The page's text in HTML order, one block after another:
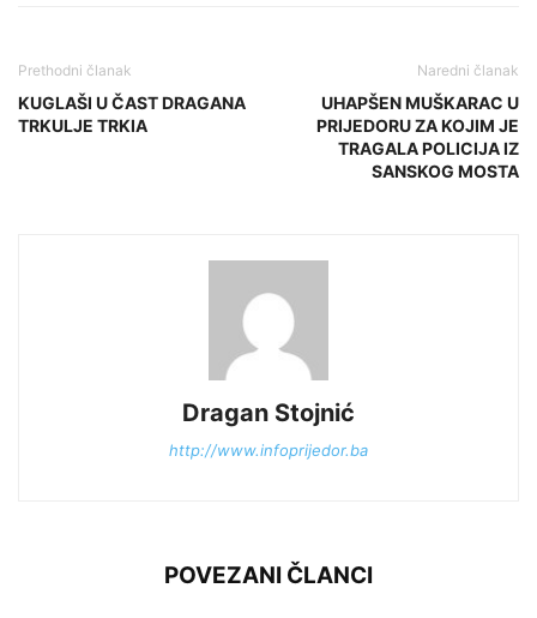
Prethodni članak
KUGLAŠI U ČAST DRAGANA
TRKULJE TRKIA
Naredni članak
UHAPŠEN MUŠKARAC U
PRIJEDORU ZA KOJIM JE
TRAGALA POLICIJA IZ
SANSKOG MOSTA
Dragan Stojnić
http://www.infoprijedor.ba
POVEZANI ČLANCI